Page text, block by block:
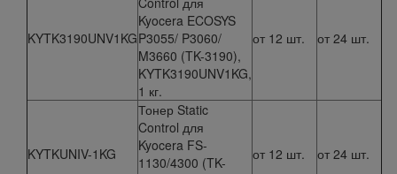
KYTK3190UNV1KG
Kyocera ECOSYS
P3055/ P3060/
M3660 (TK-3190),
KYTK3190UNV1KG,
1 кг.
от 12 шт. от 24 шт.
KYTKUNIV-1KG
Тонер Static
Control для
Kyocera FS-
1130/4300 (TK-
от 12 шт. от 24 шт.